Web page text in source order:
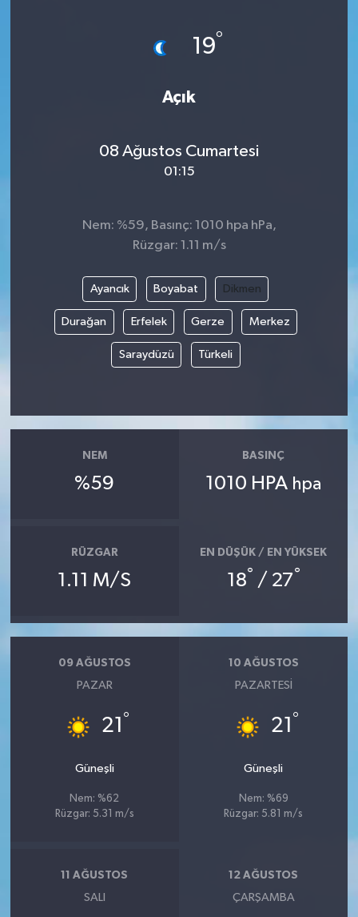
19°
Açık
08 Ağustos Cumartesi
01:15
Nem: %59, Basınç: 1010 hpa hPa,
Rüzgar: 1.11 m/s
Ayancık Boyabat Dikmen
Durağan Erfelek Gerze Merkez
Saraydüzü Türkeli
NEM
%59
BASINÇ
1010 HPA hpa
RÜZGAR
1.11 M/S
EN DÜŞÜK / EN YÜKSEK
18° / 27°
09 AĞUSTOS
PAZAR
21 °
Güneşli
Nem: %62
Rüzgar: 5.31 m/s
10 AĞUSTOS
PAZARTESI
21 °
Güneşli
Nem: %69
Rüzgar: 5.81 m/s
11 AĞUSTOS
SALI
12 AĞUSTOS
ÇARŞAMBA
Akhisar Emlak
Etiketler
Röportaj
Yaşam
Teknoloji
Yerel Haber
Etiketler